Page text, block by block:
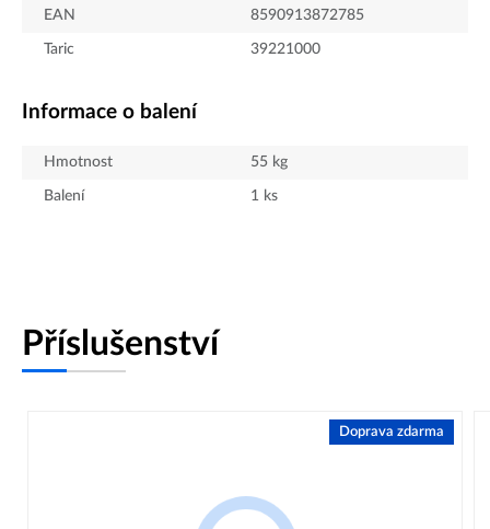
EAN 8590913872785
Taric 39221000
Informace o balení
Hmotnost 55 kg
Balení 1 ks
Příslušenství
Doprava zdarma